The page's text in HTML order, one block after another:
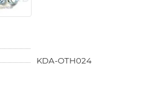
KDA-OTH024